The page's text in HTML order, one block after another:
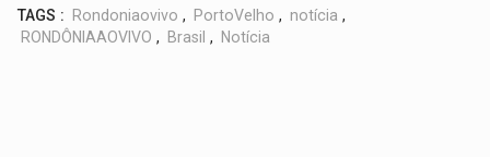
TAGS : Rondoniaovivo , PortoVelho , notícia ,
RONDÔNIAAOVIVO , Brasil , Notícia